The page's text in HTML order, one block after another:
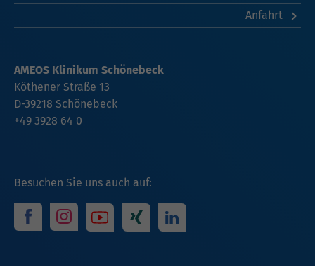
Anfahrt
Besuchen Sie uns auch auf:
AMEOS Klinikum Schönebeck
Köthener Straße 13
D-39218 Schönebeck
+49 3928 64 0